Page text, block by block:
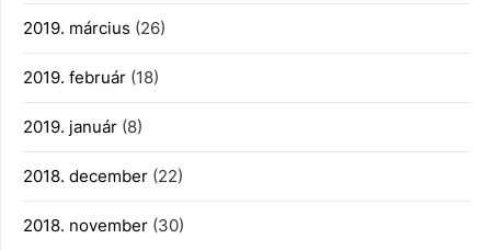
2019. március (26)
2019. február (18)
2019. január (8)
2018. december (22)
2018. november (30)